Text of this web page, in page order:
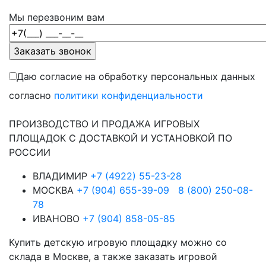
Мы перезвоним вам
Даю согласие на обработку персональных данных
согласно политики конфиденциальности
ПРОИЗВОДСТВО И ПРОДАЖА ИГРОВЫХ
ПЛОЩАДОК С ДОСТАВКОЙ И УСТАНОВКОЙ ПО
РОССИИ
ВЛАДИМИР +7 (4922) 55-23-28
МОСКВА +7 (904) 655-39-09
8 (800) 250-08-
78
ИВАНОВО +7 (904) 858-05-85
Купить детскую игровую площадку можно со
склада в Москве, а также заказать игровой